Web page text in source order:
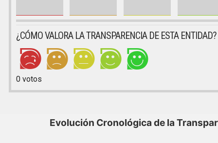
¿CÓMO VALORA LA TRANSPARENCIA DE ESTA ENTIDAD?
0votos
Evolución Cronológica de la